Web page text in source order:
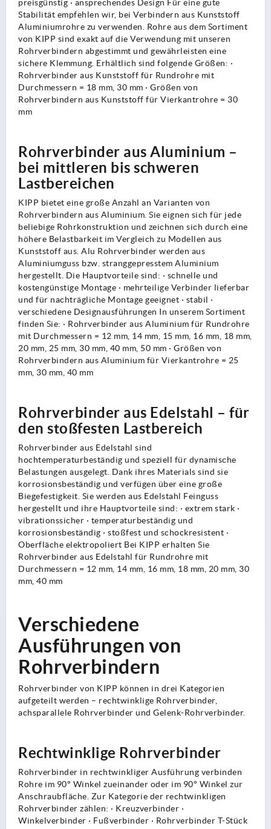
preisgünstig · ansprechendes Design Für eine gute
Stabilität empfehlen wir, bei Verbindern aus Kunststoff
Aluminiumrohre zu verwenden. Rohre aus dem Sortiment
von KIPP sind exakt auf die Verwendung mit unseren
Rohrverbindern abgestimmt und gewährleisten eine
sichere Klemmung. Erhältlich sind folgende Größen: ·
Rohrverbinder aus Kunststoff für Rundrohre mit
Durchmessern = 18 mm, 30 mm · Größen von
Rohrverbindern aus Kunststoff für Vierkantrohre = 30
mm
Rohrverbinder aus Aluminium –
bei mittleren bis schweren
Lastbereichen
KIPP bietet eine große Anzahl an Varianten von
Rohrverbindern aus Aluminium. Sie eignen sich für jede
beliebige Rohrkonstruktion und zeichnen sich durch eine
höhere Belastbarkeit im Vergleich zu Modellen aus
Kunststoff aus. Alu Rohrverbinder werden aus
Aluminiumguss bzw. stranggepresstem Aluminium
hergestellt. Die Hauptvorteile sind: · schnelle und
kostengünstige Montage · mehrteilige Verbinder lieferbar
und für nachträgliche Montage geeignet · stabil ·
verschiedene Designausführungen In unserem Sortiment
finden Sie: · Rohrverbinder aus Aluminium für Rundrohre
mit Durchmessern = 12 mm, 14 mm, 15 mm, 16 mm, 18 mm,
20 mm, 25 mm, 30 mm, 40 mm, 50 mm · Größen von
Rohrverbindern aus Aluminium für Vierkantrohre = 25
mm, 30 mm, 40 mm
Rohrverbinder aus Edelstahl – für
den stoßfesten Lastbereich
Rohrverbinder aus Edelstahl sind
hochtemperaturbeständig und speziell für dynamische
Belastungen ausgelegt. Dank ihres Materials sind sie
korrosionsbeständig und verfügen über eine große
Biegefestigkeit. Sie werden aus Edelstahl Feinguss
hergestellt und ihre Hauptvorteile sind: · extrem stark ·
vibrationssicher · temperaturbeständig und
korrosionsbeständig · stoßfest und schockresistent ·
Oberfläche elektropoliert Bei KIPP erhalten Sie
Rohrverbinder aus Edelstahl für Rundrohre mit
Durchmessern = 12 mm, 14 mm, 16 mm, 18 mm, 20 mm, 30
mm, 40 mm
Verschiedene
Ausführungen von
Rohrverbindern
Rohrverbinder von KIPP können in drei Kategorien
aufgeteilt werden – rechtwinklige Rohrverbinder,
achsparallele Rohrverbinder und Gelenk-Rohrverbinder.
Rechtwinklige Rohrverbinder
Rohrverbinder in rechtwinkliger Ausführung verbinden
Rohre im 90° Winkel zueinander oder im 90° Winkel zur
Anschraubfläche. Zur Kategorie der rechtwinkligen
Rohrverbinder zählen: · Kreuzverbinder ·
Winkelverbinder · Fußverbinder · Rohrverbinder T-Stück